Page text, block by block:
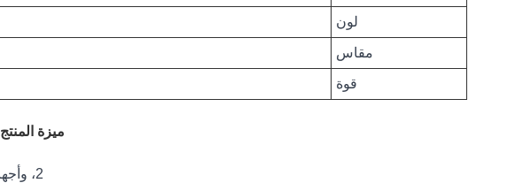
لون
مقاس
قوة
ميزة
2، وأجهزة الاستشعار بالأشعة تحت الحمراء، وحماية السلامة.